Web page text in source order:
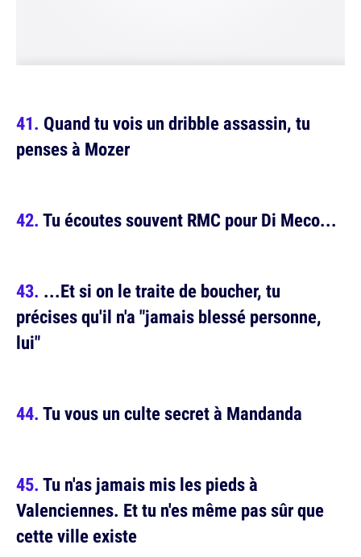
Quand tu vois un dribble assassin, tu
penses à Mozer
Tu écoutes souvent RMC pour Di Meco...
...Et si on le traite de boucher, tu
précises qu'il n'a "jamais blessé personne,
lui"
Tu vous un culte secret à Mandanda
Tu n'as jamais mis les pieds à
Valenciennes. Et tu n'es même pas sûr que
cette ville existe